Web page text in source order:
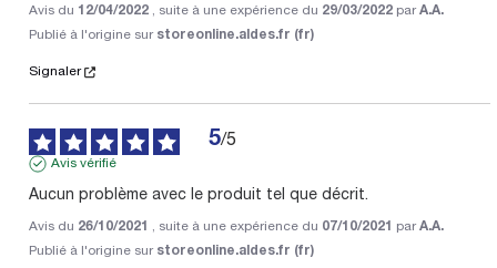
Avis du 12/04/2022 , suite à une expérience du 29/03/2022 parA.A.
Publié à l'origine sur storeonline.aldes.fr (fr)
Signaler
5/5
Avis vérifié
Aucun problème avec le produit tel que décrit.
Avis du 26/10/2021 , suite à une expérience du 07/10/2021 parA.A.
Publié à l'origine sur storeonline.aldes.fr (fr)